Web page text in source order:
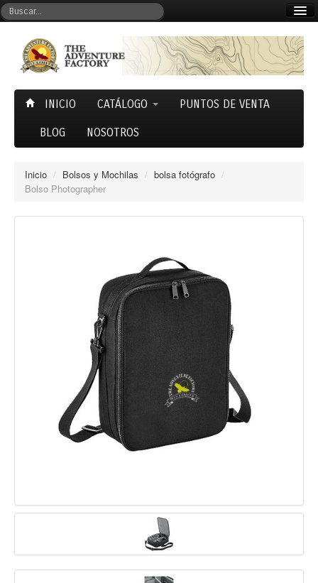
Carrito (0)
INICIO CATÁLOGO PUNTOS DE VENTA
BLOG NOSOTROS
Inicio / Bolsos y Mochilas / bolsa fotógrafo /
Bolso Photographer